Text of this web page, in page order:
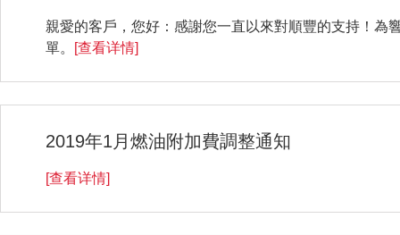
親愛的客戶，您好：感謝您一直以來對順豐的支持！為
單。
[查看详情]
2019年1月燃油附加費調整通知
[查看详情]